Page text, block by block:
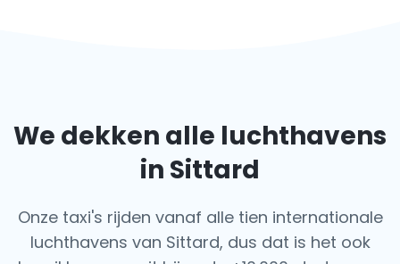
We dekken alle luchthavens
in Sittard
Onze taxi's rijden vanaf alle tien internationale
luchthavens van Sittard, dus dat is het ook